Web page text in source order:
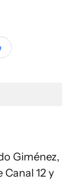
Giménez,
12 y